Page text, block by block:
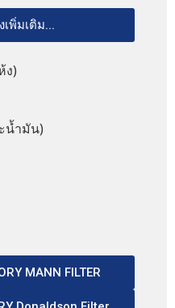
พิ่มเติม...
ง)
น้ำมัน)
MANN FILTER